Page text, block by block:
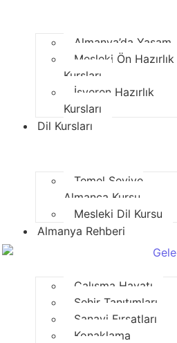
Almanya’da Yaşam
Mesleki Ön Hazırlık
Kursları
İşveren Hazırlık
Kursları
Dil Kursları
Temel Seviye
Almanca Kursu
Mesleki Dil Kursu
Almanya Rehberi
Çalışma Hayatı
Şehir Tanıtımları
Sanayi Fırsatları
Konaklama